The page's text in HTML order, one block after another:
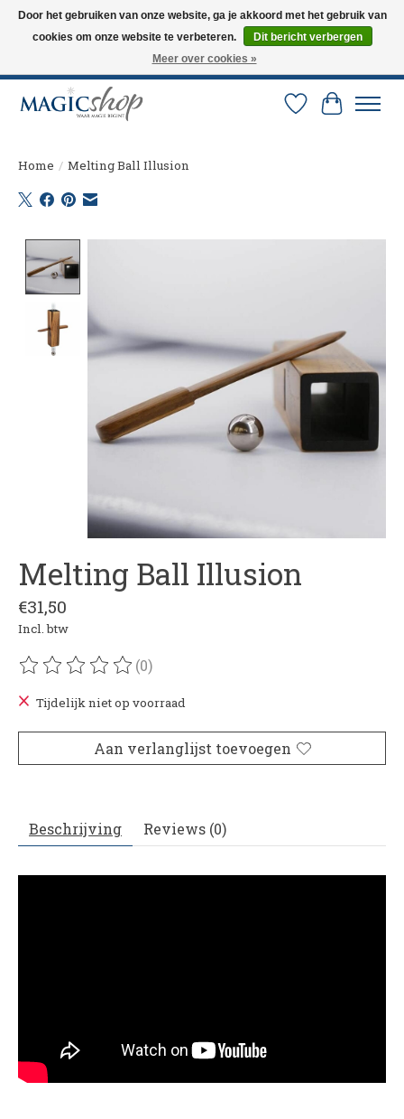
Altijd de nieuwste trucs op voorraad. Snelle verzending via PostNL en DHL.
Langskomen in onze winkel? Bel of mail om een afspraak te maken. 0251-
Verlanglijst
Home / Melting Ball Illusion
Melting Ball Illusion
€31,50
Incl. btw
De beoordeling van dit product is
(0)
Tijdelijk niet op voorraad
Aan verlanglijst toevoegen
Beschrijving Reviews (0)
Door het gebruiken van onze website, ga je akkoord met het gebruik van
cookies om onze website te verbeteren.
Dit bericht verbergen
Meer over cookies »